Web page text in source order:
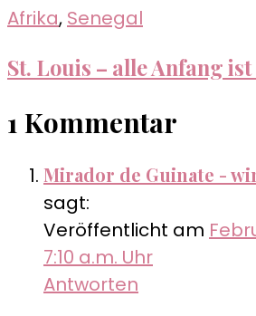
Afrika, Senegal
St. Louis – alle Anfang
1 Kommentar
Mirador de Guinate -
sagt:
Veröffentlicht am
7:10 a.m. Uhr
Antworten